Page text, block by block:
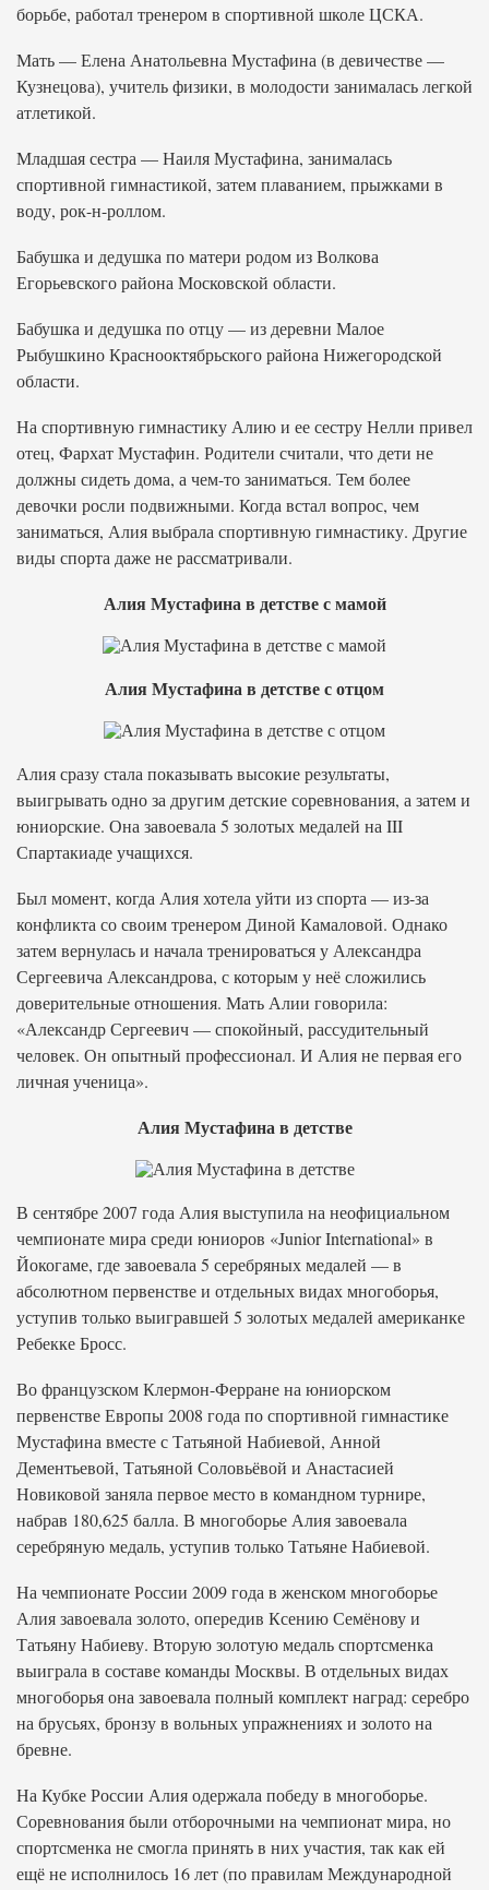
борьбе, работал тренером в спортивной школе ЦСКА.
Мать — Елена Анатольевна Мустафина (в девичестве —
Кузнецова), учитель физики, в молодости занималась легкой
атлетикой.
Младшая сестра — Наиля Мустафина, занималась
спортивной гимнастикой, затем плаванием, прыжками в
воду, рок-н-роллом.
Бабушка и дедушка по матери родом из Волкова
Егорьевского района Московской области.
Бабушка и дедушка по отцу — из деревни Малое
Рыбушкино Краснооктябрьского района Нижегородской
области.
На спортивную гимнастику Алию и ее сестру Нелли привел
отец, Фархат Мустафин. Родители считали, что дети не
должны сидеть дома, а чем-то заниматься. Тем более
девочки росли подвижными. Когда встал вопрос, чем
заниматься, Алия выбрала спортивную гимнастику. Другие
виды спорта даже не рассматривали.
Алия Мустафина в детстве с мамой
Алия Мустафина в детстве с отцом
Алия сразу стала показывать высокие результаты,
выигрывать одно за другим детские соревнования, а затем и
юниорские. Она завоевала 5 золотых медалей на III
Спартакиаде учащихся.
Был момент, когда Алия хотела уйти из спорта — из-за
конфликта со своим тренером Диной Камаловой. Однако
затем вернулась и начала тренироваться у Александра
Сергеевича Александрова, с которым у неё сложились
доверительные отношения. Мать Алии говорила:
«Александр Сергеевич — спокойный, рассудительный
человек. Он опытный профессионал. И Алия не первая его
личная ученица».
Алия Мустафина в детстве
В сентябре 2007 года Алия выступила на неофициальном
чемпионате мира среди юниоров «Junior International» в
Йокогаме, где завоевала 5 серебряных медалей — в
абсолютном первенстве и отдельных видах многоборья,
уступив только выигравшей 5 золотых медалей американке
Ребекке Бросс.
Во французском Клермон-Ферране на юниорском
первенстве Европы 2008 года по спортивной гимнастике
Мустафина вместе с Татьяной Набиевой, Анной
Дементьевой, Татьяной Соловьёвой и Анастасией
Новиковой заняла первое место в командном турнире,
набрав 180,625 балла. В многоборье Алия завоевала
серебряную медаль, уступив только Татьяне Набиевой.
На чемпионате России 2009 года в женском многоборье
Алия завоевала золото, опередив Ксению Семёнову и
Татьяну Набиеву. Вторую золотую медаль спортсменка
выиграла в составе команды Москвы. В отдельных видах
многоборья она завоевала полный комплект наград: серебро
на брусьях, бронзу в вольных упражнениях и золото на
бревне.
На Кубке России Алия одержала победу в многоборье.
Соревнования были отборочными на чемпионат мира, но
спортсменка не смогла принять в них участия, так как ей
ещё не исполнилось 16 лет (по правилам Международной